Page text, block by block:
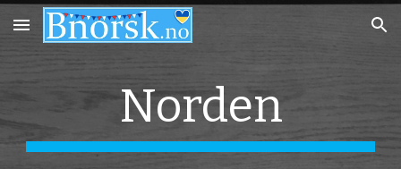
Skip to main content Skip to navigation
Norden